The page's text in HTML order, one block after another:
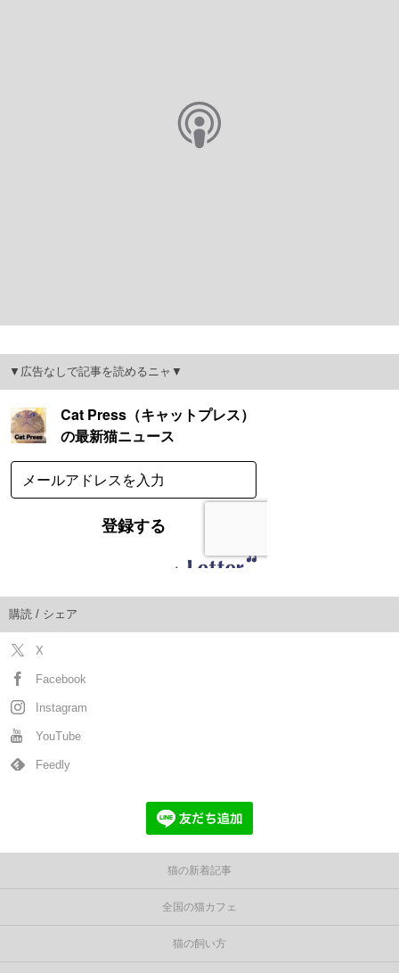
▼広告なしで記事を読めるニャ▼
購読 / シェア
X
Facebook
Instagram
YouTube
Feedly
猫の新着記事
全国の猫カフェ
猫の飼い方